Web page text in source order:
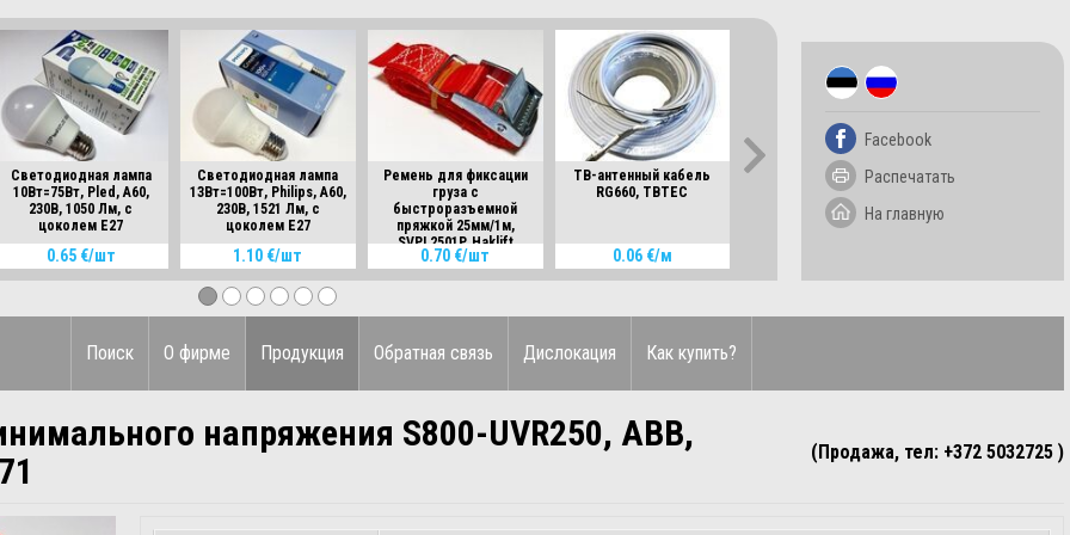
Светодиодная лампа
10Вт=75Вт, Pled, A60,
230B, 1050 Лм, с
цоколем Е27
0.65 €/шт
Светодиодная лампа
13Вт=100Вт, Philips, A60,
230B, 1521 Лм, с
цоколем Е27
1.10 €/шт
Ремень для фиксации
груза с
быстроразъемной
пряжкой 25мм/1м,
SVPL2501P, Haklift
0.70 €/шт
ТВ-антенный кабель
RG660, TBTEC
0.06 €/м
LED трансформатор 34-
44Вт, 800-1050мА, 25-
42В, OT FIT 40/220-
240/1A0 CS G2, Osram
Вытяжной
белый, с
Facebook
Распечатать
На главную
Поиск О фирме Продукция Обратная связь Дислокация Как купить?
напряжения S800-UVR250, ABB,
(Продажа, тел: +372 5032725 )